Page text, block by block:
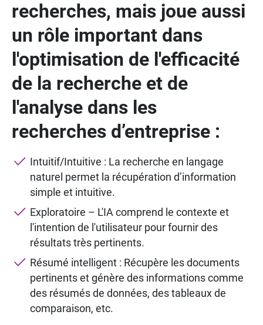
recherches, mais joue aussi
un rôle important dans
l'optimisation de l'efficacité
de la recherche et de
l'analyse dans les
recherches d’entreprise :
Intuitif/Intuitive : La recherche en langage
naturel permet la récupération d’information
simple et intuitive.
Exploratoire – L'IA comprend le contexte et
l'intention de l'utilisateur pour fournir des
résultats très pertinents.
Résumé intelligent : Récupère les documents
pertinents et génère des informations comme
des résumés de données, des tableaux de
comparaison, etc.